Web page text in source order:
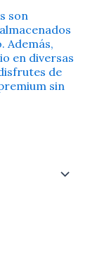
son
Además,
en diversas
de
sin